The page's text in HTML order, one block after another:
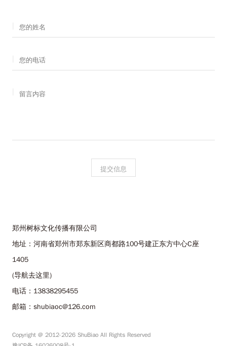
郑州树标文化传播有限公司
地址：河南省郑州市郑东新区商都路100号建正东方中心C座
1405
(导航去这里)
电话：13838295455
邮箱：shubiaoc@126.com
Copyright @ 2012-2026 ShuBiao All Rights Reserved